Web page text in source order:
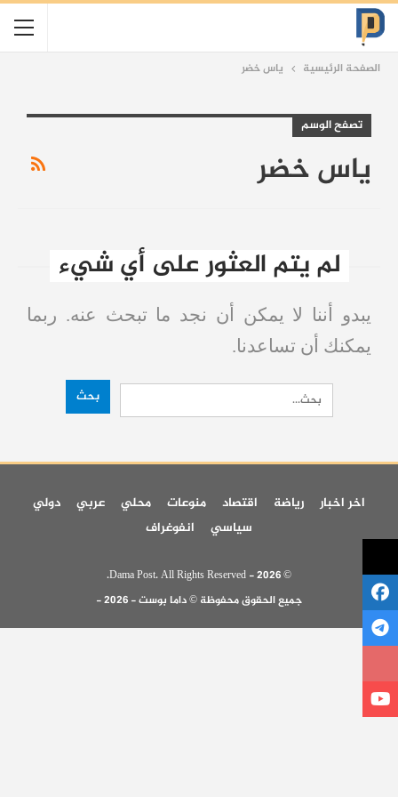
الصفحة الرئيسية ياس خضر
تصفح الوسم
ياس خضر
لم يتم العثور على أي شيء
يبدو أننا لا يمكن أن نجد ما تبحث عنه. ربما
يمكنك أن تساعدنا.
اخر اخبار رياضة اقتصاد منوعات محلي عربي
دولي
سياسي
انفوغراف
© 2026 - Dama Post. All Rights Reserved.
جميع الحقوق محفوظة © داما بوست - 2026 -